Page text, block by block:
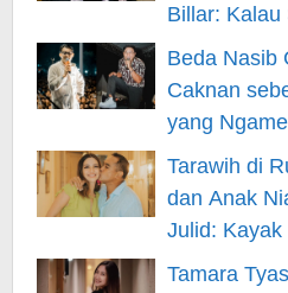
Billar: Kalau
– Berita
Beda Nasib
Caknan
yang
Berita
Tarawih di
dan Anak
Julid:
Hiburan
Tamara